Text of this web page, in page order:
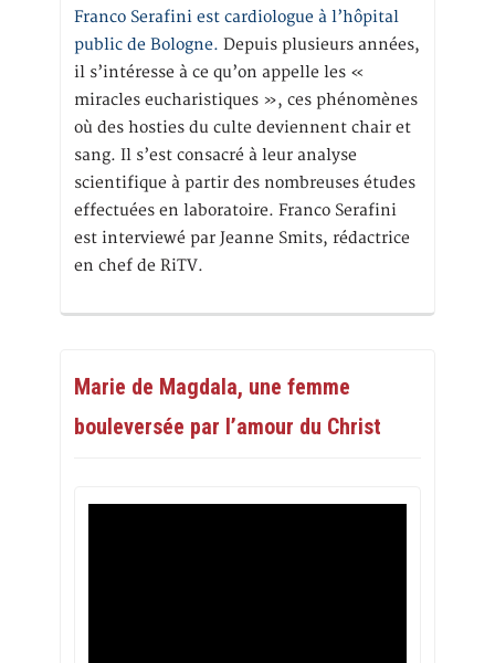
Franco Serafini est cardiologue à l’hôpital
public de Bologne. Depuis plusieurs années,
il s’intéresse à ce qu’on appelle les «
miracles eucharistiques », ces phénomènes
où des hosties du culte deviennent chair et
sang. Il s’est consacré à leur analyse
scientifique à partir des nombreuses études
effectuées en laboratoire. Franco Serafini
est interviewé par Jeanne Smits, rédactrice
en chef de RiTV.
Marie de Magdala, une femme
bouleversée par l’amour du Christ